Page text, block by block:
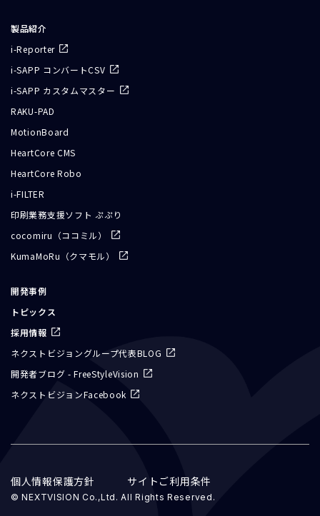
製品紹介
i-Reporter
i-SAPP コンバートCSV
i-SAPP カスタムマスター
RAKU-PAD
MotionBoard
HeartCore CMS
HeartCore Robo
i-FILTER
印刷業務支援ソフト ぷぷり
cocomiru（ココミル）
KumaMoRu（クマモル）
開発事例
トピックス
採用情報
ネクストビジョングループ代表BLOG
開発者ブログ - FreeStyleVision
ネクストビジョンFacebook
個人情報保護方針 サイトご利用条件
© NEXTVISION Co.,Ltd. All Rights Reserved.